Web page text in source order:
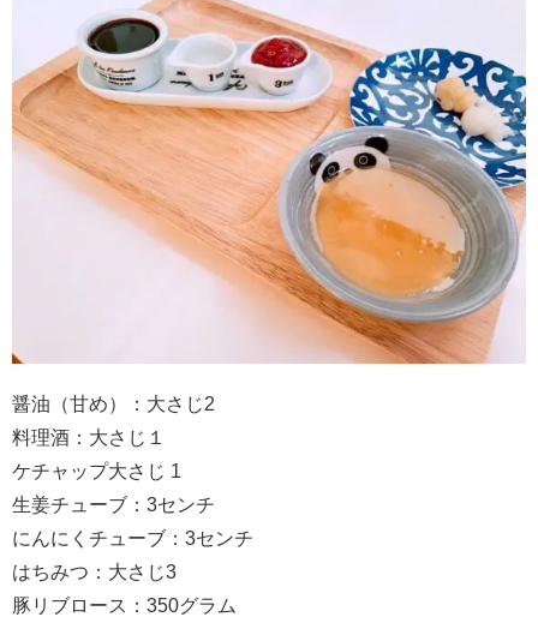
醤油（甘め）：大さじ2
料理酒：大さじ１
ケチャップ大さじ 1
生姜チューブ：3センチ
にんにくチューブ：3センチ
はちみつ：大さじ3
豚リブロース：350グラム